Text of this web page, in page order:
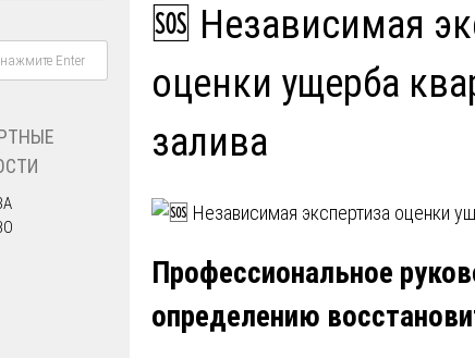
🆘 Независимая
оценки ущерба
залива
Профессиональное
определению